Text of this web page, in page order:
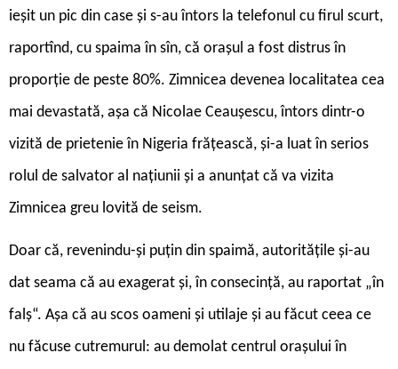
ieșit un pic din case și s-au întors la telefonul cu firul scurt,
raportînd, cu spaima în sîn, că orașul a fost distrus în
proporție de peste 80%. Zimnicea devenea localitatea cea
mai devastată, așa că Nicolae Ceaușescu, întors dintr-o
vizită de prietenie în Nigeria frățească, și-a luat în serios
rolul de salvator al națiunii și a anunțat că va vizita
Zimnicea greu lovită de seism.
Doar că, revenindu-și puțin din spaimă, autoritățile și-au
dat seama că au exagerat și, în consecință, au raportat „în
falș“. Așa că au scos oameni și utilaje și au făcut ceea ce
nu făcuse cutremurul: au demolat centrul orașului în